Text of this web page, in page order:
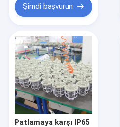
Şimdi başvurun
Patlamaya karşı IP65